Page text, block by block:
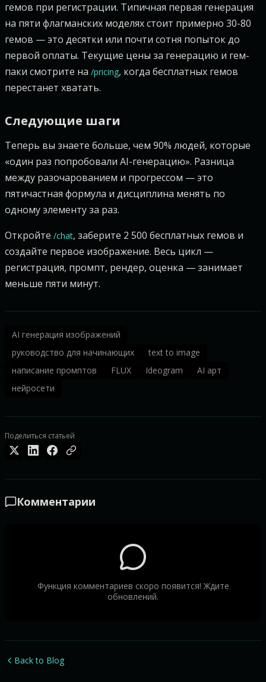
гемов при регистрации. Типичная первая генерация
на пяти флагманских моделях стоит примерно 30-80
гемов — это десятки или почти сотня попыток до
первой оплаты. Текущие цены за генерацию и гем-
паки смотрите на /pricing, когда бесплатных гемов
перестанет хватать.
Следующие шаги
Теперь вы знаете больше, чем 90% людей, которые
«один раз попробовали AI-генерацию». Разница
между разочарованием и прогрессом — это
пятичастная формула и дисциплина менять по
одному элементу за раз.
Откройте /chat, заберите 2 500 бесплатных гемов и
создайте первое изображение. Весь цикл —
регистрация, промпт, рендер, оценка — занимает
меньше пяти минут.
AI генерация изображений
руководство для начинающих
text to image
написание промптов
FLUX Ideogram
AI арт
нейросети
Поделиться статьей
Комментарии
Функция комментариев скоро появится! Ждите
обновлений.
Back to Blog